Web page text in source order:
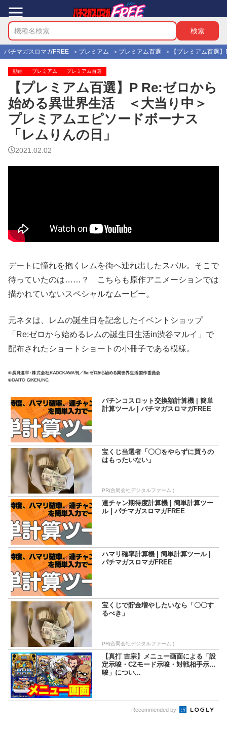
パチマガスロマガFREE プレミアム プレミアム百選 【プレミアム百選
動画 プレミアム プレミアム百選
【プレミアム百選】P Re:ゼロから
始める異世界生活 ＜大当り中＞
プレミアムエピソードボーナス
「レムりんの日」
2021.02.02
デートに憧れを抱くレムを街へ連れ出したスバル。そこで
待っていたのは……？ こちらも原作アニメーションでは
描かれていないスペシャルなムービー。
元ネタは、レムの誕生日を記念したイベントショップ
「Re:ゼロから始めるレムの誕生日生活in渋谷マルイ」で
配布されたショートショートの小冊子である模様。
パチンコスロット交換額計算機 | 簡単
計算ツール | パチマガスロマガFREE
宝くじ当選者「〇〇をやらずに買うの
はもったいない」
PR(合同会社デジタルファーム )
連チャン期待度計算機 | 簡単計算ツー
ル | パチマガスロマガFREE
ハマリ確率計算機 | 簡単計算ツール |
パチマガスロマガFREE
宝くじで貯金増やしたいなら「〇〇す
るべき」
PR(合同会社デジタルファーム )
【真打 吉宗】メニュー画面による「設
定示唆・CZモード示唆・対戦相手示
唆」につい...
Recommended by